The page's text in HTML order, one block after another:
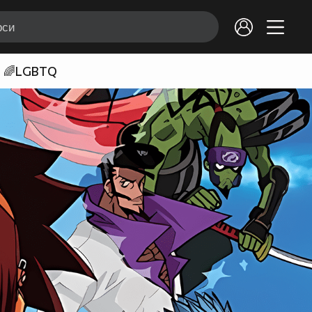
🌈LGBTQ